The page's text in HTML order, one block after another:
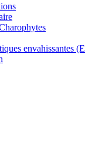
envahissantes